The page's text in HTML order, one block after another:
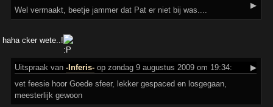
▶
Wel vermaakt, beetje jammer dat Pat er niet bij was....
haha cker wete..!
Uitspraak van-Inferis- op zondag 9 augustus 2009 om 19:34:
▶
vet feesie hoor Goede sfeer, lekker gespaced en losgegaan,
meesterlijk gewoon